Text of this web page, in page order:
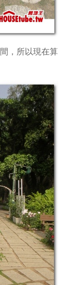
，所以現在算